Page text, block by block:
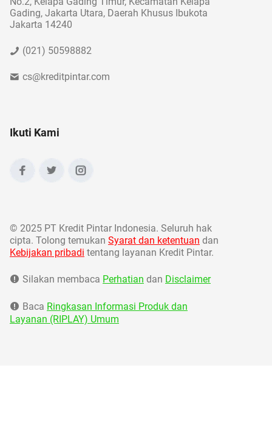
Gading, Jakarta Utara, Daerah Khusus Ibukota
Jakarta 14240
(021) 50598882
cs@kreditpintar.com
Ikuti Kami
© 2025 PT Kredit Pintar Indonesia. Seluruh hak
cipta. Tolong temukan Syarat dan ketentuan dan
Kebijakan pribadi tentang layanan Kredit Pintar.
Silakan membaca Perhatian dan Disclaimer
Baca Ringkasan Informasi Produk dan
Layanan (RIPLAY) Umum